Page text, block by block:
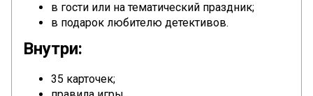
в гости или на тематический праздник;
в подарок любителю детективов.
Внутри:
35 карточек;